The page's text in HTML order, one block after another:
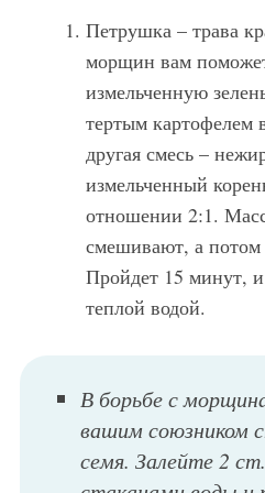
Петрушка – трава
морщин вам
измельченную
тертым
другая смесь –
измельченный
отношении 2:1.
смешивают, а потом
Пройдет 15 минут,
теплой водой.
В борьбе с
вашим союзником
семя. Залейте 2